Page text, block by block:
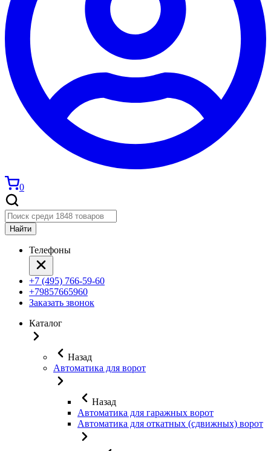
0
Найти
Телефоны
+7 (495) 766-59-60
+79857665960
Заказать звонок
Каталог
Назад
Автоматика для ворот
Назад
Автоматика для гаражных ворот
Автоматика для откатных (сдвижных) ворот